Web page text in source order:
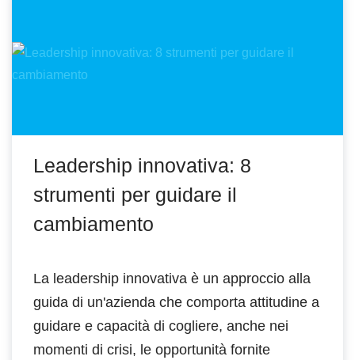
Leadership innovativa: 8
strumenti per guidare il
cambiamento
La leadership innovativa è un approccio alla
guida di un'azienda che comporta attitudine a
guidare e capacità di cogliere, anche nei
momenti di crisi, le opportunità fornite